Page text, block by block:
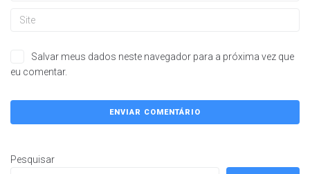
Salvar meus dados neste navegador para a próxima vez que
eu comentar.
Pesquisar